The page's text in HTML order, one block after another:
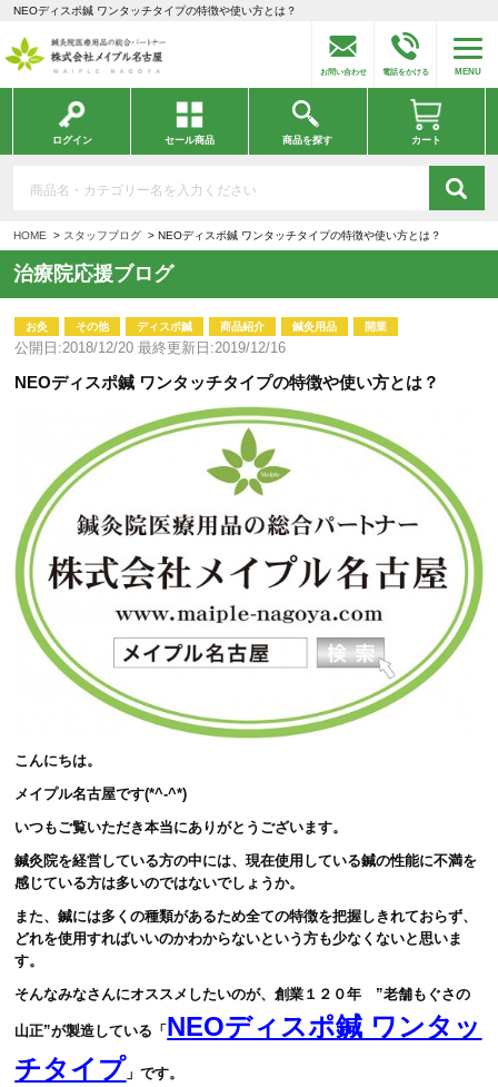
NEOディスポ鍼 ワンタッチタイプの特徴や使い方とは？
お問い合わせ 電話をかける MENU
ログイン セール商品 商品を探す カート
HOME スタッフブログ NEOディスポ鍼 ワンタッチタイプの特徴や使い方とは？
治療院応援ブログ
お灸 その他 ディスポ鍼 商品紹介 鍼灸用品 開業
公開日:2018/12/20 最終更新日:2019/12/16
NEOディスポ鍼 ワンタッチタイプの特徴や使い方とは？
こんにちは。
メイプル名古屋です(*^-^*)
いつもご覧いただき本当にありがとうございます。
鍼灸院を経営している方の中には、現在使用している鍼の性能に不満を
感じている方は多いのではないでしょうか。
また、鍼には多くの種類があるため全ての特徴を把握しきれておらず、
どれを使用すればいいのかわからないという方も少なくないと思いま
す。
そんなみなさんにオススメしたいのが、創業１２０年 ”老舗もぐさの
山正”が製造している「 NEOディスポ鍼 ワンタッ
チタイプ 」です。